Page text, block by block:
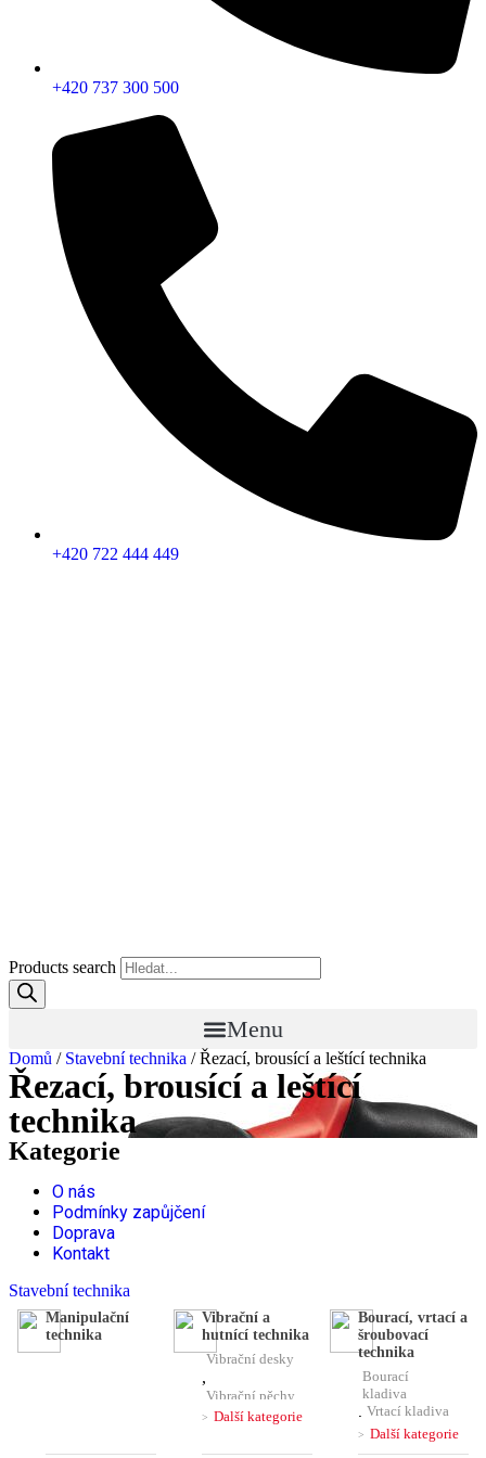
+420 737 300 500
+420 722 444 449
Products search
Menu
Domů / Stavební technika / Řezací, brousící a leštící technika
Řezací, brousící a leštící
technika
Kategorie
O nás
Podmínky zapůjčení
Doprava
Kontakt
Stavební technika
Manipulační
technika
Vibrační a
hutnící technika
Vibrační desky
,
Vibrační pěchy
, Vibrační lišty,
Ponorné
Další kategorie
Bourací, vrtací a
šroubovací
technika
Bourací
kladiva
, Vrtací kladiva
,
Kombinovaná
Další kategorie